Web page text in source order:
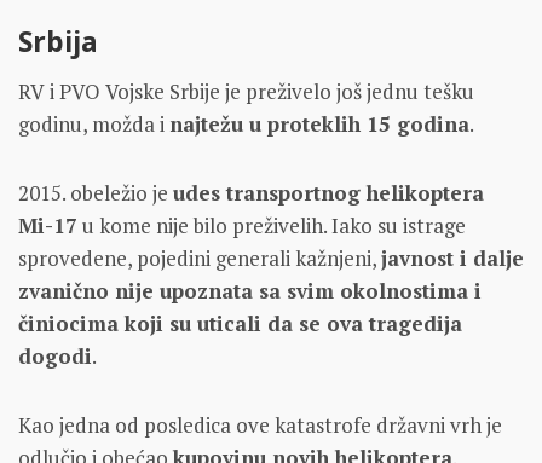
Srbija
RV i PVO Vojske Srbije je preživelo još jednu tešku
godinu, možda i najtežu u proteklih 15 godina.
2015. obeležio je udes transportnog helikoptera
Mi-17 u kome nije bilo preživelih. Iako su istrage
sprovedene, pojedini generali kažnjeni,javnost i dalje
zvanično nije upoznata sa svim okolnostima i
činiocima koji su uticali da se ova tragedija
dogodi.
Kao jedna od posledica ove katastrofe državni vrh je
odlučio i obećao kupovinu novih helikoptera.